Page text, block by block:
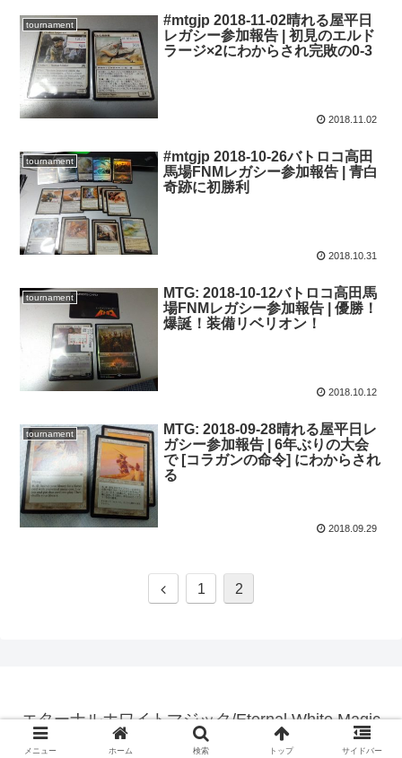
tournament
#mtgjp 2018-11-02晴れる屋平日
レガシー参加報告 | 初見のエルド
ラージ×2にわからされ完敗の0-3
2018.11.02
tournament
#mtgjp 2018-10-26バトロコ高田
馬場FNMレガシー参加報告 | 青白
奇跡に初勝利
2018.10.31
tournament
MTG: 2018-10-12バトロコ高田馬
場FNMレガシー参加報告 | 優勝！
爆誕！装備リベリオン！
2018.10.12
tournament
MTG: 2018-09-28晴れる屋平日レ
ガシー参加報告 | 6年ぶりの大会
で [コラガンの命令] にわからされ
る
2018.09.29
1 2
エターナルホワイトマジック/Eternal White Magic
© 2010 エターナルホワイトマジック/Eternal White Magic.
メニュー ホーム 検索 トップ サイドバー